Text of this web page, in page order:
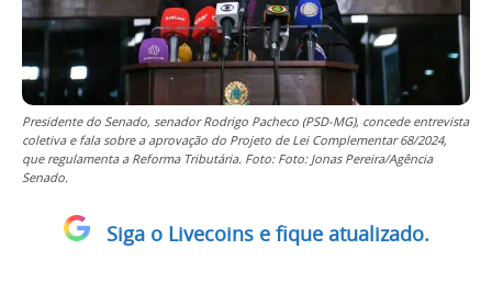
Presidente do Senado, senador Rodrigo Pacheco (PSD-MG), concede entrevista
coletiva e fala sobre a aprovação do Projeto de Lei Complementar 68/2024,
que regulamenta a Reforma Tributária. Foto: Foto: Jonas Pereira/Agência
Senado.
Siga o Livecoins e fique atualizado.